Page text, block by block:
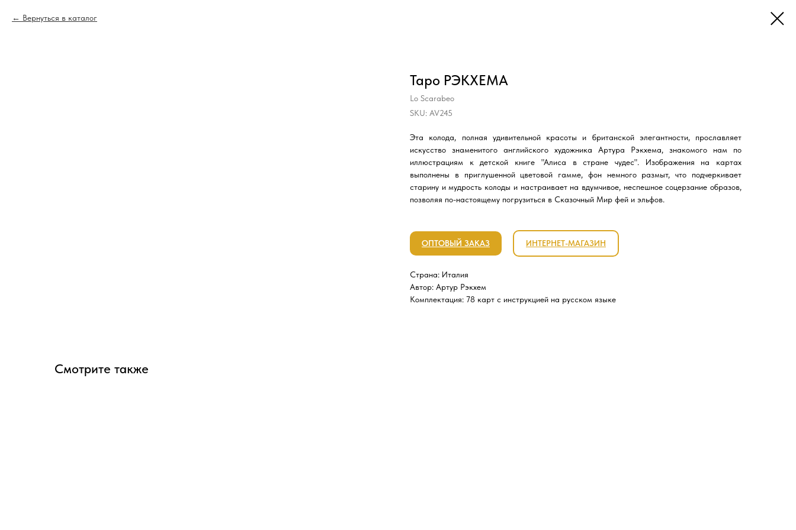
Вернуться в каталог
Таро РЭКХЕМА
Lo Scarabeo
SKU: AV245
Эта колода, полная удивительной красоты и британской элегантности, прославляет
искусство знаменитого английского художника Артура Рэкхема, знакомого нам по
иллюстрациям к детской книге "Алиса в стране чудес". Изображения на картах
выполнены в приглушенной цветовой гамме, фон немного размыт, что подчеркивает
старину и мудрость колоды и настраивает на вдумчивое, неспешное соцерзание образов,
позволяя по-настоящему погрузиться в Сказочный Мир фей и эльфов.
ОПТОВЫЙ ЗАКАЗ ИНТЕРНЕТ-МАГАЗИН
Страна: Италия
Автор: Артур Рэкхем
Комплектация: 78 карт с инструкцией на русском языке
Смотрите также